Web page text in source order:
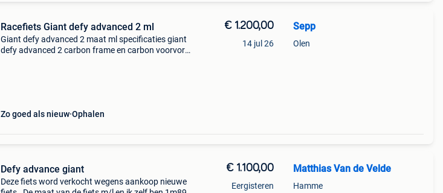
Racefiets Giant defy advanced 2 ml
Giant defy advanced 2 maat ml specificaties giant
defy advanced 2 carbon frame en carbon voorvork
Zo goed als nieuw Ophalen
€ 1.200,00
14 jul 26
Sepp
Olen
Defy advance giant
Deze fiets word verkocht wegens aankoop nieuwe
€ 1.100,00
Eergisteren
Matthias Van de Velde
Hamme